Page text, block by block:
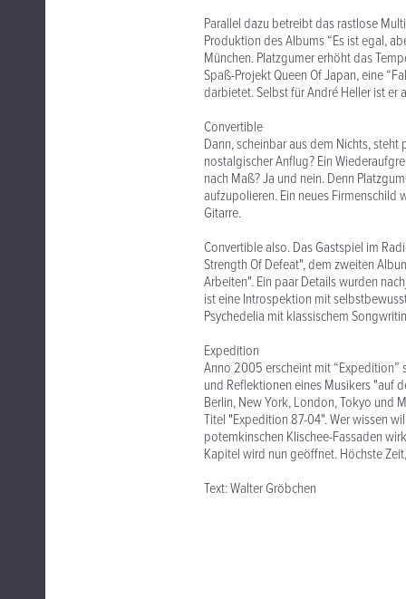
Parallel dazu betreibt das rastlose
Produktion des Albums “Es ist egal,
München. Platzgumer erhöht das
Spaß-Projekt Queen Of Japan, eine
darbietet. Selbst für André Heller ist er
Convertible
Dann, scheinbar aus dem Nichts,
nostalgischer Anflug? Ein
nach Maß? Ja und nein. Denn
aufzupolieren. Ein neues
Gitarre.
Convertible also. Das Gastspiel im
Strength Of Defeat", dem zweiten
Arbeiten". Ein paar Details wurden
ist eine Introspektion mit
Psychedelia mit klassischem
Expedition
Anno 2005 erscheint mit “Expedition”
und Reflektionen eines Musikers "auf
Berlin, New York, London, Tokyo und
Titel "Expedition 87-04". Wer wissen
potemkinschen Klischee-Fassaden
Kapitel wird nun geöffnet. Höchste
Text: Walter Gröbchen